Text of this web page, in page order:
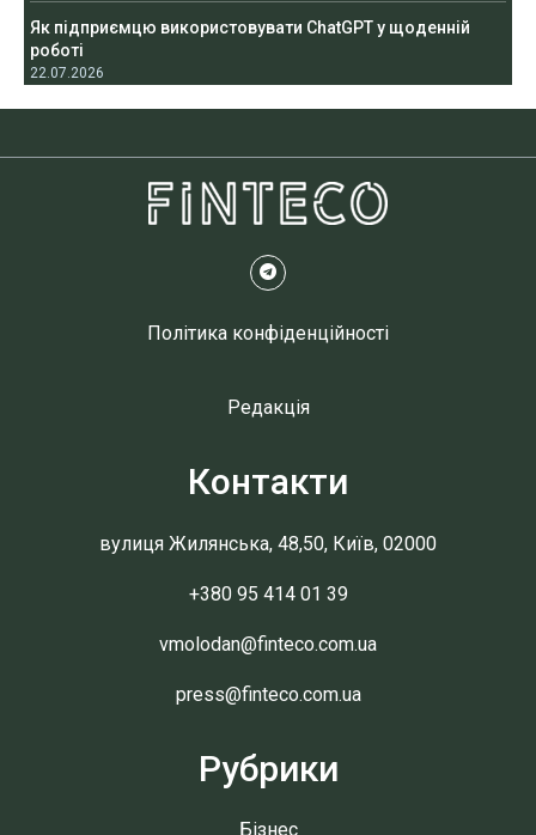
Як підприємцю використовувати ChatGPT у щоденній
роботі
22.07.2026
Політика конфіденційності
Редакція
Контакти
вулиця Жилянська, 48,50, Київ, 02000
+380 95 414 01 39
vmolodan@finteco.com.ua
press@finteco.com.ua
Рубрики
Бізнес